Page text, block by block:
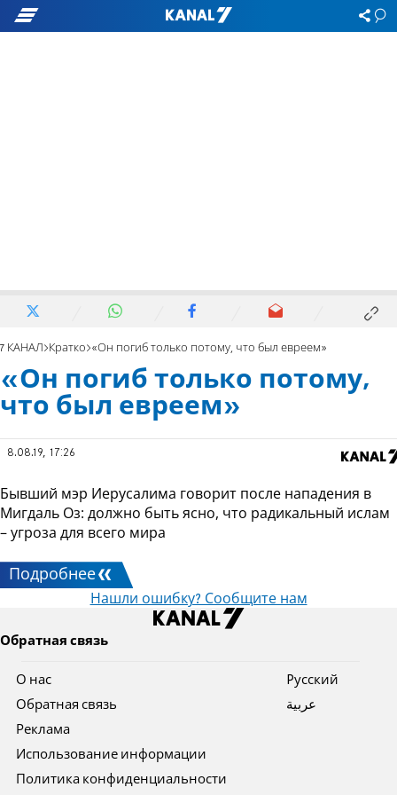
7 КАНАЛ Кратко «Он погиб только потому, что был евреем»
«Он погиб только потому,
что был евреем»
8.08.19, 17:26
Бывший мэр Иерусалима говорит после нападения в
Мигдаль Оз: должно быть ясно, что радикальный ислам
– угроза для всего мира
Подробнее
Нашли ошибку? Сообщите нам
Обратная связь
О нас
Обратная связь
Реклама
Использование информации
Политика конфиденциальности
Pусский
عربية